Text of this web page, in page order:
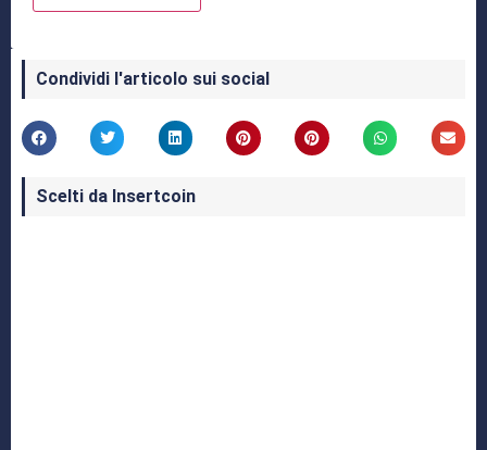
Condividi l'articolo sui social
Scelti da Insertcoin